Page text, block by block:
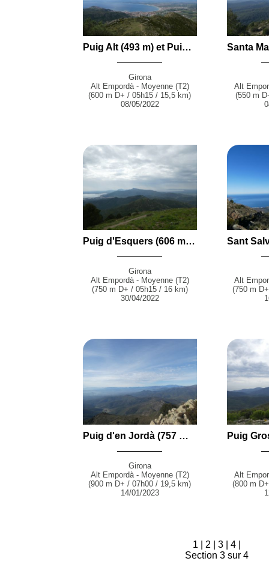
Puig Alt (493 m) et Puig de l'Àliga (463 m) en boucle par la Muntanyeta, le Pla de les Gates, le Pla de Can Causa et Mas Oliva depuis Roses
Girona
Alt Empordà - Moyenne (T2)
(600 m D+ / 05h15 / 15,5 km)
08/05/2022
Alt
(550 m
Puig d'Esquers (606 m), Puig del Llop (455 m) et Puig Tifell (409 m) en boucle par Sant Silvestre de Valleta, Sant Martí de Vallmala, le Coll de les Portes et Sant Genís del Terrer depuis la Valleta (Llançà)
Girona
Alt Empordà - Moyenne (T2)
(750 m D+ / 05h15 / 16 km)
30/04/2022
Alt
(750 m
Puig d'en Jordà (757 m), Puig de la Calma (712 m), Puig del Torn (662 m), les Roques Blanques (578 m) et Puig del Roure (391 m) en boucle par Sant Quirze de Colera, le Coll de Plaja, le Coll de Dofines et le Coll del Quirc depuis Vilamaniscle
Girona
Alt Empordà - Moyenne (T2)
(900 m D+ / 07h00 / 19,5 km)
14/01/2023
Alt
(800 m
1 2 3| 4|
Section 3 sur 4